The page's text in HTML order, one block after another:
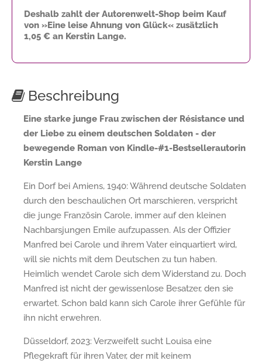
Deshalb zahlt der Autorenwelt-Shop beim Kauf
von »Eine leise Ahnung von Glück« zusätzlich
1,05 € an Kerstin Lange.
Beschreibung
Eine starke junge Frau zwischen der Résistance und
der Liebe zu einem deutschen Soldaten - der
bewegende Roman von Kindle-#1-Bestsellerautorin
Kerstin Lange
Ein Dorf bei Amiens, 1940: Während deutsche Soldaten
durch den beschaulichen Ort marschieren, verspricht
die junge Französin Carole, immer auf den kleinen
Nachbarsjungen Emile aufzupassen. Als der Offizier
Manfred bei Carole und ihrem Vater einquartiert wird,
will sie nichts mit dem Deutschen zu tun haben.
Heimlich wendet Carole sich dem Widerstand zu. Doch
Manfred ist nicht der gewissenlose Besatzer, den sie
erwartet. Schon bald kann sich Carole ihrer Gefühle für
ihn nicht erwehren.
Düsseldorf, 2023: Verzweifelt sucht Louisa eine
Pflegekraft für ihren Vater, der mit keinem